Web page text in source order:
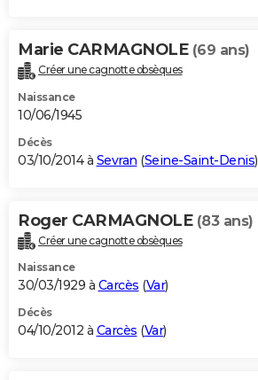
Marie CARMAGNOLE (69 ans)
Créer une cagnotte obsèques
Naissance
10/06/1945
Décès
03/10/2014 à Sevran (Seine-Saint-Denis)
Roger CARMAGNOLE (83 ans)
Créer une cagnotte obsèques
Naissance
30/03/1929 à Carcès (Var)
Décès
04/10/2012 à Carcès (Var)